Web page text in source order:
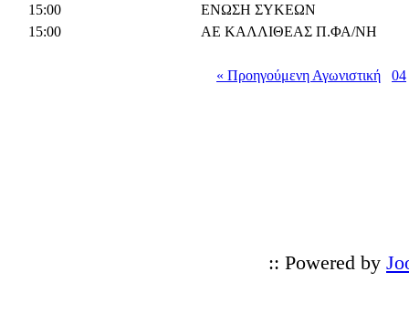
15:00
ΕΝΩΣΗ ΣΥΚΕΩΝ
15:00
ΑΕ ΚΑΛΛΙΘΕΑΣ Π.ΦΑ/ΝΗ
« Προηγούμενη Αγωνιστική 04
:: Powered by